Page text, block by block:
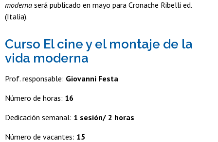
moderna será publicado en mayo para Cronache Ribelli ed.
(Italia).
Curso El cine y el montaje de la
vida moderna
Prof. responsable: Giovanni Festa
Número de horas: 16
Dedicación semanal: 1 sesión/ 2 horas
Número de vacantes: 15